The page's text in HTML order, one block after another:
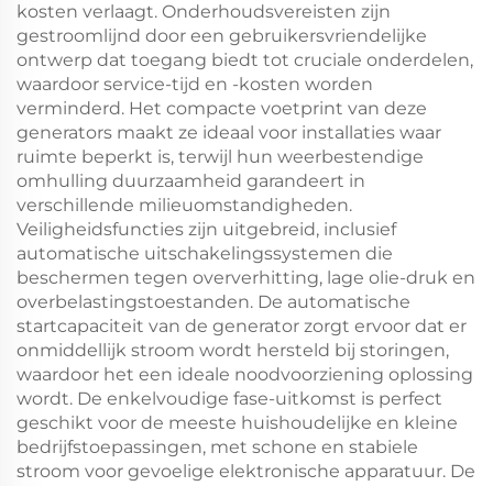
kosten verlaagt. Onderhoudsvereisten zijn
gestroomlijnd door een gebruikersvriendelijke
ontwerp dat toegang biedt tot cruciale onderdelen,
waardoor service-tijd en -kosten worden
verminderd. Het compacte voetprint van deze
generators maakt ze ideaal voor installaties waar
ruimte beperkt is, terwijl hun weerbestendige
omhulling duurzaamheid garandeert in
verschillende milieuomstandigheden.
Veiligheidsfuncties zijn uitgebreid, inclusief
automatische uitschakelingssystemen die
beschermen tegen oververhitting, lage olie-druk en
overbelastingstoestanden. De automatische
startcapaciteit van de generator zorgt ervoor dat er
onmiddellijk stroom wordt hersteld bij storingen,
waardoor het een ideale noodvoorziening oplossing
wordt. De enkelvoudige fase-uitkomst is perfect
geschikt voor de meeste huishoudelijke en kleine
bedrijfstoepassingen, met schone en stabiele
stroom voor gevoelige elektronische apparatuur. De